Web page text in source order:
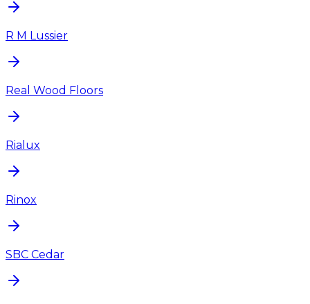
R M Lussier
Real Wood Floors
Rialux
Rinox
SBC Cedar